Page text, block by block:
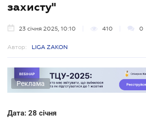
захисту"
23 січня 2025, 10:10 410 0
Автор: LIGA ZAKON
Реклама
Дата: 28 січня